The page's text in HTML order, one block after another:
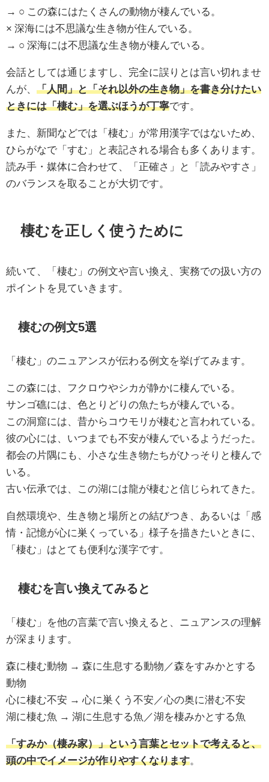
→ ○ この森にはたくさんの動物が棲んでいる。
× 深海には不思議な生き物が住んでいる。
→ ○ 深海には不思議な生き物が棲んでいる。
会話としては通じますし、完全に誤りとは言い切れませ
んが、 「人間」と「それ以外の生き物」を書き分けたい
ときには「棲む」を選ぶほうが丁寧です。
また、新聞などでは「棲む」が常用漢字ではないため、
ひらがなで「すむ」と表記される場合も多くあります。
読み手・媒体に合わせて、「正確さ」と「読みやすさ」
のバランスを取ることが大切です。
棲むを正しく使うために
続いて、「棲む」の例文や言い換え、実務での扱い方の
ポイントを見ていきます。
棲むの例文5選
「棲む」のニュアンスが伝わる例文を挙げてみます。
この森には、フクロウやシカが静かに棲んでいる。
サンゴ礁には、色とりどりの魚たちが棲んでいる。
この洞窟には、昔からコウモリが棲むと言われている。
彼の心には、いつまでも不安が棲んでいるようだった。
都会の片隅にも、小さな生き物たちがひっそりと棲んで
いる。
古い伝承では、この湖には龍が棲むと信じられてきた。
自然環境や、生き物と場所との結びつき、あるいは「感
情・記憶が心に巣くっている」様子を描きたいときに、
「棲む」はとても便利な漢字です。
棲むを言い換えてみると
「棲む」を他の言葉で言い換えると、ニュアンスの理解
が深まります。
森に棲む動物 → 森に生息する動物／森をすみかとする
動物
心に棲む不安 → 心に巣くう不安／心の奥に潜む不安
湖に棲む魚 → 湖に生息する魚／湖を棲みかとする魚
「すみか（棲み家）」という言葉とセットで考えると、
頭の中でイメージが作りやすくなります